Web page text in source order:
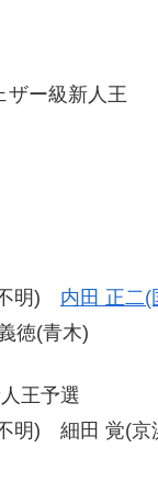
ザー級新人王
明) 内田 正二(
徳(青木)
王予選
明) 細田 覚(京